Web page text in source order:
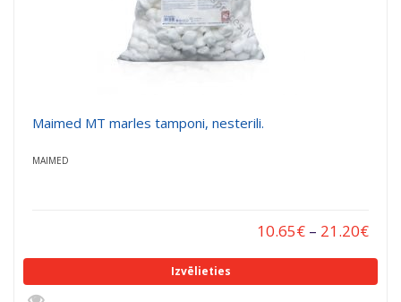
Maimed MT marles tamponi, nesterili.
MAIMED
10.65€ – 21.20€
Izvēlieties